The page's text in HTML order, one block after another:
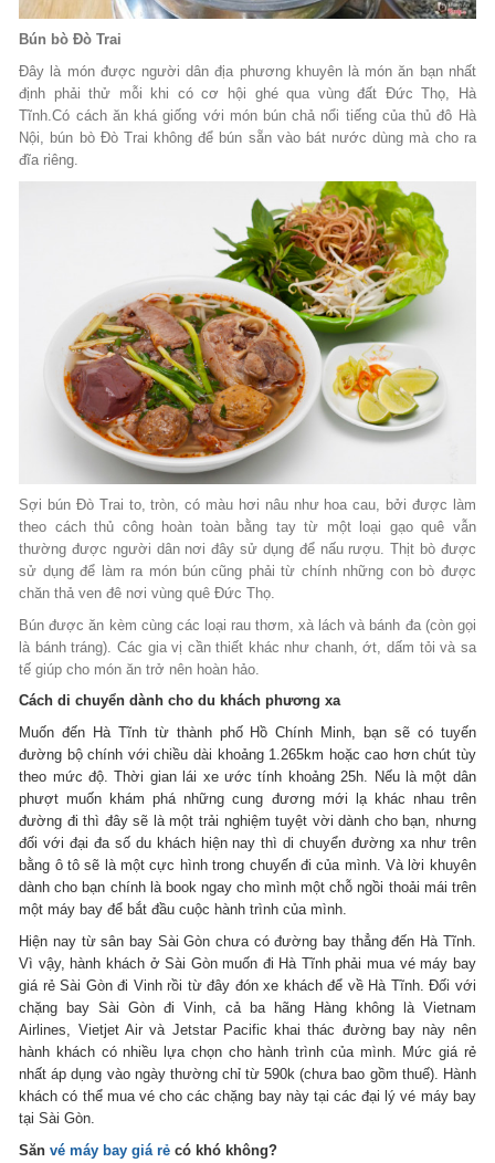
Bún bò Đò Trai
Đây là món được người dân địa phương khuyên là món ăn bạn nhất
định phải thử mỗi khi có cơ hội ghé qua vùng đất Đức Thọ, Hà
Tĩnh.Có cách ăn khá giống với món bún chả nổi tiếng của thủ đô Hà
Nội, bún bò Đò Trai không để bún sẵn vào bát nước dùng mà cho ra
đĩa riêng.
Sợi bún Đò Trai to, tròn, có màu hơi nâu như hoa cau, bởi được làm
theo cách thủ công hoàn toàn bằng tay từ một loại gạo quê vẫn
thường được người dân nơi đây sử dụng để nấu rượu. Thịt bò được
sử dụng để làm ra món bún cũng phải từ chính những con bò được
chăn thả ven đê nơi vùng quê Đức Thọ.
Bún được ăn kèm cùng các loại rau thơm, xà lách và bánh đa (còn gọi
là bánh tráng). Các gia vị cần thiết khác như chanh, ớt, dấm tỏi và sa
tế giúp cho món ăn trở nên hoàn hảo.
Cách di chuyển dành cho du khách phương xa
Muốn đến Hà Tĩnh từ thành phố Hồ Chính Minh, bạn sẽ có tuyến
đường bộ chính với chiều dài khoảng 1.265km hoặc cao hơn chút tùy
theo mức độ. Thời gian lái xe ước tính khoảng 25h. Nếu là một dân
phượt muốn khám phá những cung đương mới lạ khác nhau trên
đường đi thì đây sẽ là một trải nghiệm tuyệt vời dành cho bạn, nhưng
đối với đại đa số du khách hiện nay thì di chuyển đường xa như trên
bằng ô tô sẽ là một cực hình trong chuyến đi của mình. Và lời khuyên
dành cho bạn chính là book ngay cho mình một chỗ ngồi thoải mái trên
một máy bay để bắt đầu cuộc hành trình của mình.
Hiện nay từ sân bay Sài Gòn chưa có đường bay thẳng đến Hà Tĩnh.
Vì vậy, hành khách ở Sài Gòn muốn đi Hà Tĩnh phải mua vé máy bay
giá rẻ Sài Gòn đi Vinh rồi từ đây đón xe khách để về Hà Tĩnh. Đối với
chặng bay Sài Gòn đi Vinh, cả ba hãng Hàng không là Vietnam
Airlines, Vietjet Air và Jetstar Pacific khai thác đường bay này nên
hành khách có nhiều lựa chọn cho hành trình của mình. Mức giá rẻ
nhất áp dụng vào ngày thường chỉ từ 590k (chưa bao gồm thuế). Hành
khách có thể mua vé cho các chặng bay này tại các đại lý vé máy bay
tại Sài Gòn.
Sănvé máy bay giá rẻ có khó không?